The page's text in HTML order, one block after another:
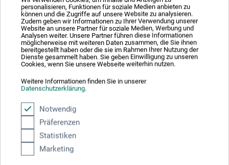
personalisieren, Funktionen für soziale Medien anbieten zu
können und die Zugriffe auf unsere Website zu analysieren.
Zudem geben wir Informationen zu Ihrer Verwendung unserer
Website an unsere Partner für soziale Medien, Werbung und
Analysen weiter. Unsere Partner führen diese Informationen
möglicherweise mit weiteren Daten zusammen, die Sie ihnen
bereitgestellt haben oder die sie im Rahmen Ihrer Nutzung der
Dienste gesammelt haben. Sie geben Einwilligung zu unseren
Cookies, wenn Sie unsere Webseite weiterhin nutzen.
Weitere Informationen finden Sie in unserer
Datenschutzerklärung.
Notwendig
Präferenzen
Statistiken
Marketing
Produktbewertungen (0)
Schreiben Sie die erste Bewertung zu diesem Produkt
Hersteller-Kontakt